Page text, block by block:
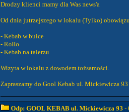
Drodzy klienci mamy dla Was news'a
Od dnia jutrzejszego w lokalu (Tylko)
- Kebab w bułce
- Rollo
- Kebab na talerzu
Wizyta w lokalu z dowodem tożsamości.
Zapraszamy do Gool Kebab ul. Mickiewicza 93
Odp: GOOL KEBAB ul. Mickiewicza 93 -